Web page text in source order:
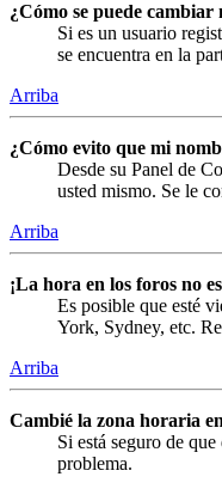
¿Cómo se puede
Si es un usuario
se encuentra en la
Arriba
¿Cómo evito que mi
Desde su Panel de
usted mismo. Se le
Arriba
¡La hora en los foros no
Es posible que esté
York, Sydney, etc.
Arriba
Cambié la zona horaria
Si está seguro de
problema.